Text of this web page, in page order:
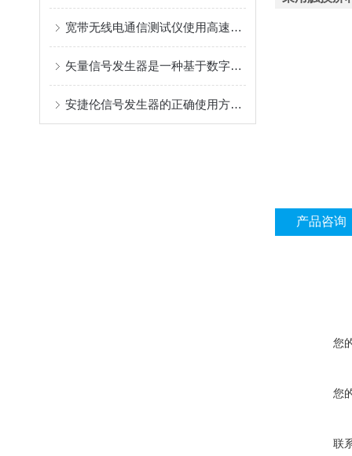
宽带无线电通信测试仪使用高速采样技术对接收到的信号进行采样
矢量信号发生器是一种基于数字信号处理技术的发生器
安捷伦信号发生器的正确使用方法介绍
产品咨询
您
您
联